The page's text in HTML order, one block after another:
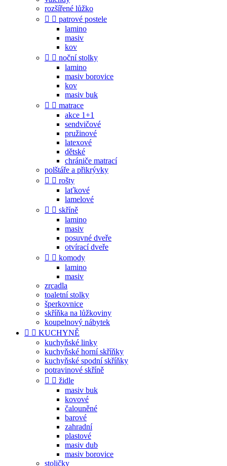
rozšířené lůžko
  patrové postele
lamino
masiv
kov
  noční stolky
lamino
masiv borovice
kov
masiv buk
  matrace
akce 1+1
sendvičové
pružinové
latexové
dětské
chrániče matrací
polštáře a přikrývky
  rošty
laťkové
lamelové
  skříně
lamino
masiv
posuvné dveře
otvírací dveře
  komody
lamino
masiv
zrcadla
toaletní stolky
šperkovnice
skříňka na lůžkoviny
koupelnový nábytek
  KUCHYNĚ
kuchyňské linky
kuchyňské horní skříňky
kuchyňské spodní skříňky
potravinové skříně
  židle
masiv buk
kovové
čalouněné
barové
zahradní
plastové
masiv dub
masiv borovice
stoličky